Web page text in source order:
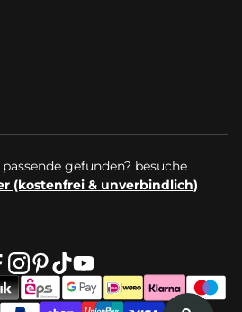
gefunden? besuche
(kostenfrei & unverbindlich)